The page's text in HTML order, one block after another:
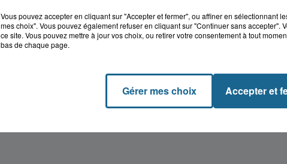
Vous pouvez accepter en cliquant sur "Accepter et fermer", ou affiner en sélectionnant
mes choix". Vous pouvez également refuser en cliquant sur "Continuer sans accepter".
ce site. Vous pouvez mettre à jour vos choix, ou retirer votre consentement à tout
bas de chaque page.
Gérer mes choix Accepter et